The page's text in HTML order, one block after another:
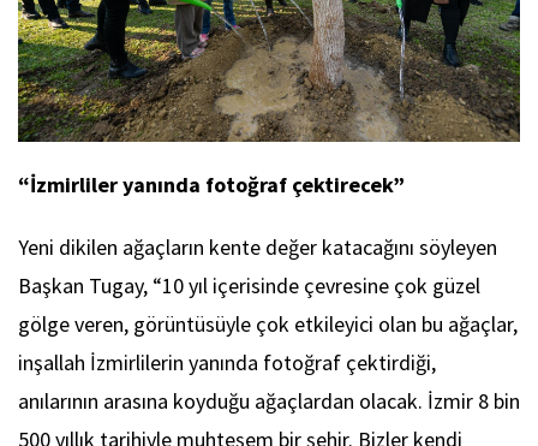
“İzmirliler yanında fotoğraf çektirecek”
Yeni dikilen ağaçların kente değer katacağını söyleyen
Başkan Tugay, “10 yıl içerisinde çevresine çok güzel
gölge veren, görüntüsüyle çok etkileyici olan bu ağaçlar,
inşallah İzmirlilerin yanında fotoğraf çektirdiği,
anılarının arasına koyduğu ağaçlardan olacak. İzmir 8 bin
500 yıllık tarihiyle muhteşem bir şehir. Bizler kendi